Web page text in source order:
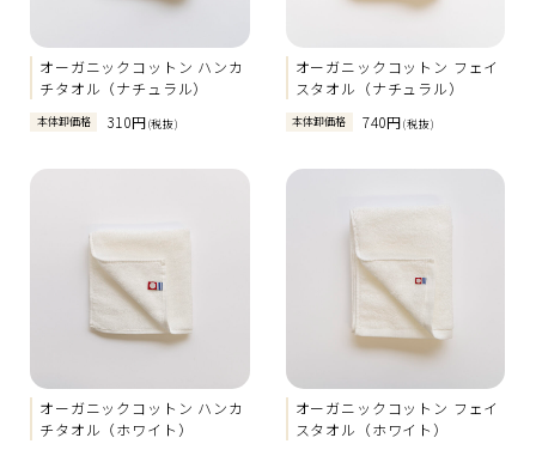
オーガニックコットン ハンカ
チタオル（ナチュラル）
本体卸価格 310円(税抜)
オーガニックコットン フェイ
スタオル（ナチュラル）
本体卸価格 740円(税抜)
オーガニックコットン ハンカ
チタオル（ホワイト）
オーガニックコットン フェイ
スタオル（ホワイト）